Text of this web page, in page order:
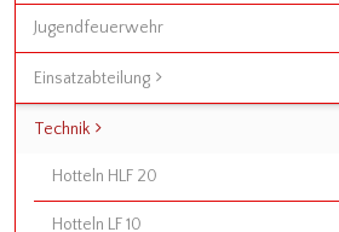
Jugendfeuerwehr
Einsatzabteilung
Technik
Hotteln HLF 20
Hotteln LF 10